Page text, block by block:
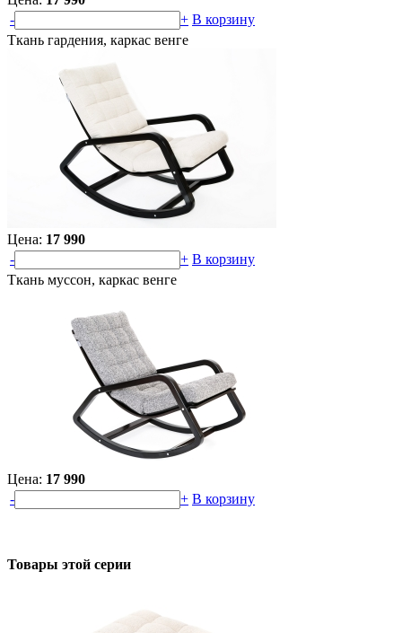
-
+ В корзину
Ткань гардения, каркас венге
Цена: 17 990
-
+ В корзину
Ткань муссон, каркас венге
Цена: 17 990
-
+ В корзину
Товары этой серии